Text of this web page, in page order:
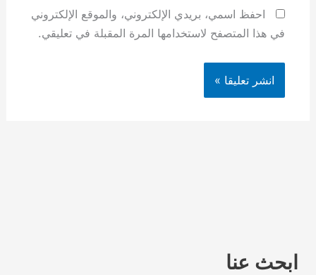
احفظ اسمي، بريدي الإلكتروني، والموقع الإلكتروني
في هذا المتصفح لاستخدامها المرة المقبلة في تعليقي.
ابحث عنا